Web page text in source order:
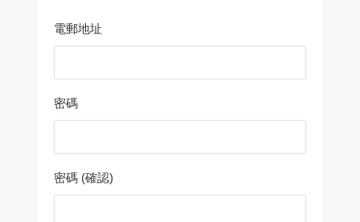
電郵地址
密碼
密碼 (確認)